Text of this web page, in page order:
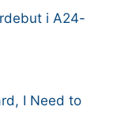
i A24-
I Need to